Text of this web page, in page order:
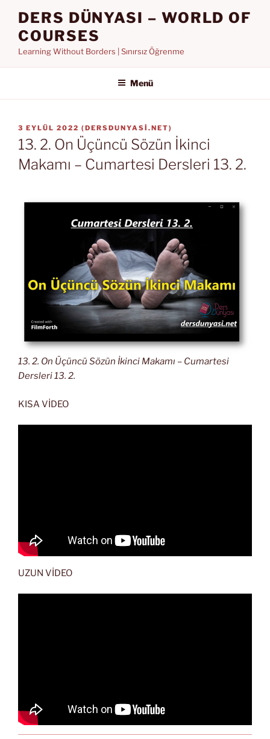
DERS DÜNYASI – WORLD OF
COURSES
Learning Without Borders | Sınırsız Öğrenme
Menü
YAYIM
TARIHI
3 EYLÜL 2022 (DERSDUNYASI.NET)
13. 2. On Üçüncü Sözün İkinci
Makamı – Cumartesi Dersleri 13. 2.
13. 2. On Üçüncü Sözün İkinci Makamı – Cumartesi
Dersleri 13. 2.
KISA VİDEO
UZUN VİDEO